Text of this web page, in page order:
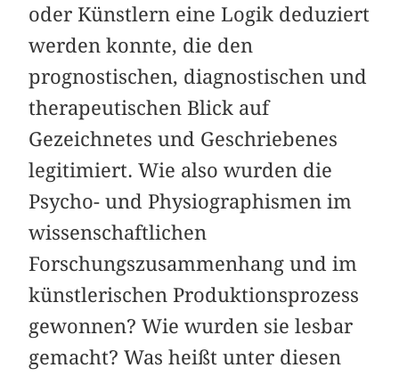
oder Künstlern eine Logik deduziert
werden konnte, die den
prognostischen, diagnostischen und
therapeutischen Blick auf
Gezeichnetes und Geschriebenes
legitimiert. Wie also wurden die
Psycho- und Physiographismen im
wissenschaftlichen
Forschungszusammenhang und im
künstlerischen Produktionsprozess
gewonnen? Wie wurden sie lesbar
gemacht? Was heißt unter diesen